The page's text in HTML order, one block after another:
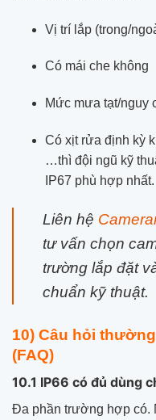
Vị trí lắp (trong/
Có mái che không
Mức mưa tạt/nguy
Có xịt rửa định kỳ
…thì đội ngũ kỹ
IP67 phù hợp nhất.
Liên hệ
tư vấn chọn
trường lắp đặt
chuẩn kỹ thuật.
10) Câu hỏi
(FAQ)
10.1 IP66 có đủ dùng
Đa phần trường hợp có.